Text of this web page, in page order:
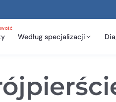
Według specjalizacji